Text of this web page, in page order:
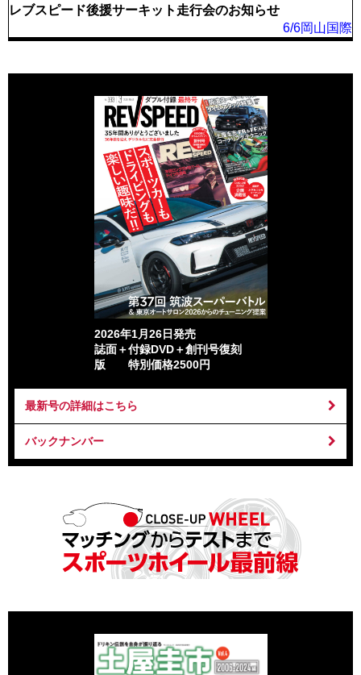
レブスピード後援サーキット走行会のお知らせ
6/6岡山国際
2026年1月26日発売
誌面＋付録DVD＋創刊号復刻
版 特別価格2500円
最新号の詳細はこちら
バックナンバー